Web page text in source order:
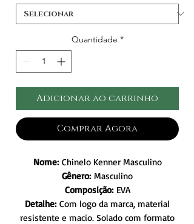
Quantidade *
Adicionar ao carrinho
Comprar Agora
Nome:Chinelo Kenner Masculino
Gênero:Masculino
Composição:EVA
Detalhe:Com logo da marca, material
resistente e macio. Solado com formato